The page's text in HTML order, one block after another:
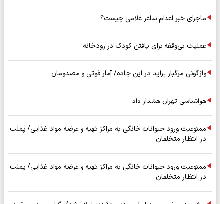
ماجرای خبر اعدام ساغر غلامی چیست؟
عملیات بی‌وقفه برای یافتن کودک در رودخانه
واژگونی مرگبار پراید در این جاده/ آمار فوتی و مصدومان
هواشناسی تهران هشدار داد
ممنوعیت ورود حیوانات خانگی به مراکز تهیه و عرضه مواد غذایی/ پملب
در انتظار متخلفان
ممنوعیت ورود حیوانات خانگی به مراکز تهیه و عرضه مواد غذایی/ پملب
در انتظار متخلفان